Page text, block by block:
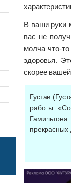
В ваши руки
вас не
молча что-
здоровья.
скорее
Густав
работы
прекрасных